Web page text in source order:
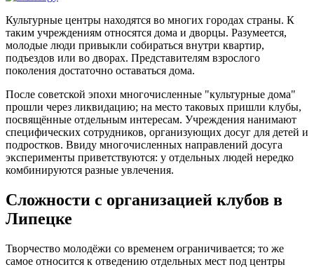
Культурные центры находятся во многих городах страны. К
таким учреждениям относятся дома и дворцы. Разумеется,
молодые люди привыкли собираться внутри квартир,
подъездов или во дворах. Представителям взрослого
поколения достаточно оставаться дома.
После советской эпохи многочисленные "культурные дома"
прошли через ликвидацию; на место таковых пришли клубы,
посвящённые отдельным интересам. Учреждения нанимают
специфических сотрудников, организующих досуг для детей и
подростков. Ввиду многочисленных направлений досуга
эксперименты приветствуются: у отдельных людей нередко
комбинируются разные увлечения.
Сложности с организацией клубов в
Липецке
Творчество молодёжи со временем ограничивается; то же
самое относится к отведению отдельных мест под центры